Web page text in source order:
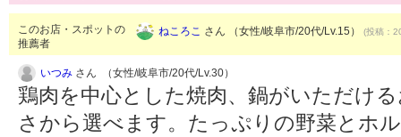
このお店・スポットの
推薦者
ねころこ さん （女性/岐阜市/20代/Lv.15） (投稿：
いつみ さん （女性/岐阜市/20代/Lv.30）
鶏肉を中心とした焼肉、鍋がいただけ
さから選べます。たっぷりの野菜とホ